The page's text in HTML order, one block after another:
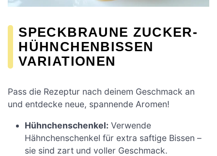
SPECKBRAUNE ZUCKER-
HÜHNCHENBISSEN
VARIATIONEN
Pass die Rezeptur nach deinem Geschmack an
und entdecke neue, spannende Aromen!
Hühnchenschenkel: Verwende
Hähnchenschenkel für extra saftige Bissen –
sie sind zart und voller Geschmack.